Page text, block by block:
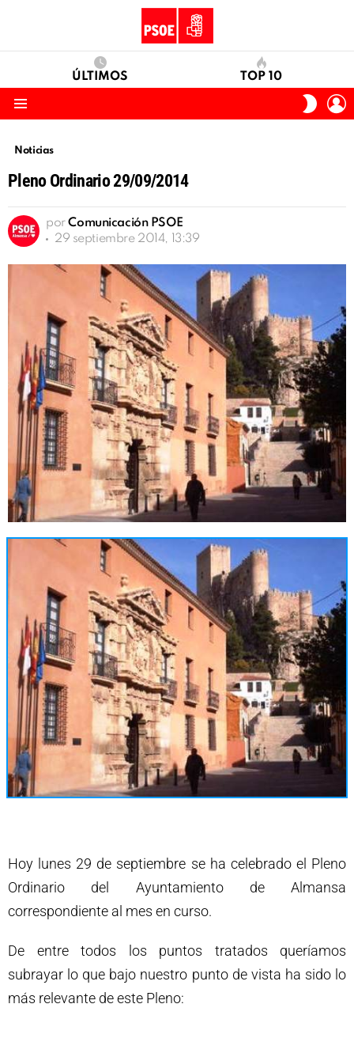
ÚLTIMOS TOP 10
SKIN
Noticias
Pleno Ordinario 29/09/2014
por Comunicación PSOE
29 septiembre 2014, 13:39
Hoy lunes 29 de septiembre se ha celebrado el Pleno
Ordinario del Ayuntamiento de Almansa
correspondiente al mes en curso.
De entre todos los puntos tratados queríamos
subrayar lo que bajo nuestro punto de vista ha sido lo
más relevante de este Pleno: